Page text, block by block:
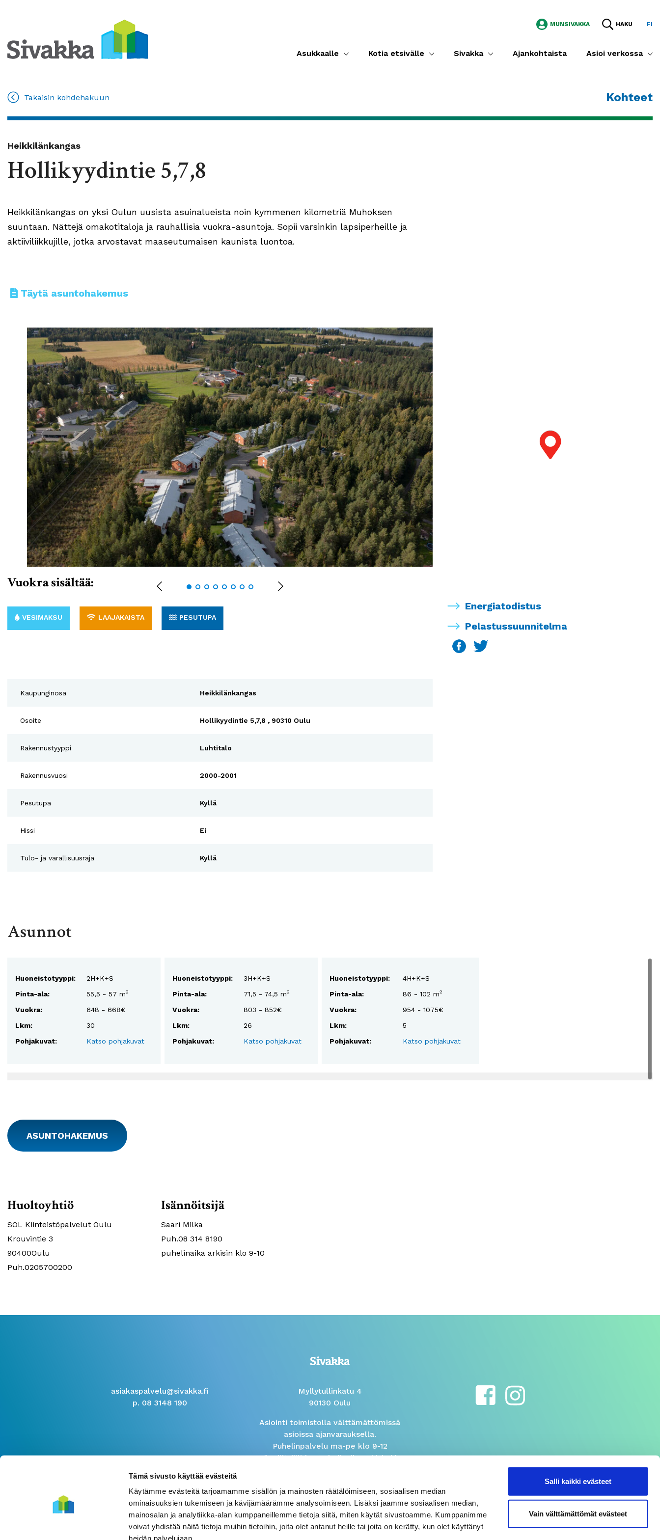
Tämä sivusto käyttää evästeitä
Käytämme evästeitä tarjoamamme sisällön ja mainosten räätälöimiseen, sosiaalisen median
ominaisuuksien tukemiseen ja kävijämäärämme analysoimiseen. Lisäksi jaamme sosiaalisen median,
mainosalan ja analytiikka-alan kumppaneillemme tietoja siitä, miten käytät sivustoamme. Kumppanimme
voivat yhdistää näitä tietoja muihin tietoihin, joita olet antanut heille tai joita on kerätty, kun olet käyttänyt
heidän palvelujaan.
Salli kaikki evästeet
Vain välttämättömät evästeet
MUNSIVAKKA HAKU FI
Asukkaalle Kotia etsivälle Sivakka Ajankohtaista Asioi verkossa
Takaisin kohdehakuun Kohteet
Heikkilänkangas
Hollikyydintie 5,7,8
Heikkilänkangas on yksi Oulun uusista asuinalueista noin kymmenen kilometriä Muhoksen
suuntaan. Nättejä omakotitaloja ja rauhallisia vuokra-asuntoja. Sopii varsinkin lapsiperheille ja
aktiiviliikkujille, jotka arvostavat maaseutumaisen kaunista luontoa.
Täytä asuntohakemus
Vuokra sisältää:
VESIMAKSU LAAJAKAISTA PESUTUPA
Energiatodistus
Pelastussuunnitelma
Kaupunginosa Heikkilänkangas
Osoite Hollikyydintie 5,7,8 , 90310 Oulu
Rakennustyyppi Luhtitalo
Rakennusvuosi 2000-2001
Pesutupa Kyllä
Hissi Ei
Tulo- ja varallisuusraja Kyllä
Asunnot
Huoneistotyyppi:
2H+K+S
Pinta-ala:
55,5 - 57 m2
Vuokra:
648 - 668€
Lkm:
30
Pohjakuvat:
Katso pohjakuvat
Huoneistotyyppi:
3H+K+S
Pinta-ala:
71,5 - 74,5 m2
Vuokra:
803 - 852€
Lkm:
26
Pohjakuvat:
Katso pohjakuvat
Huoneistotyyppi:
4H+K+S
Pinta-ala:
86 - 102 m2
Vuokra:
954 - 1075€
Lkm:
5
Pohjakuvat:
Katso pohjakuvat
ASUNTOHAKEMUS
Huoltoyhtiö
SOL Kiinteistöpalvelut Oulu
Krouvintie 3
90400Oulu
Puh.0205700200
Isännöitsijä
Saari Milka
Puh.08 314 8190
puhelinaika arkisin klo 9-10
asiakaspalvelu@sivakka.fi
p. 08 3148 190
Myllytullinkatu 4
90130 Oulu
Asiointi toimistolla välttämättömissä
asioissa ajanvarauksella.
Puhelinpalvelu ma-pe klo 9-12
Isännöitsijöiden puhelinaika arkisin klo
Väärinkäytösilmoitus